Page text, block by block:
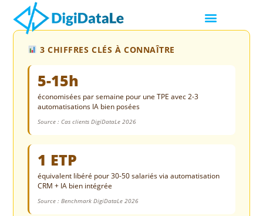
3 CHIFFRES CLÉS À CONNAÎTRE
5-15h
économisées par semaine pour une TPE avec 2-3
automatisations IA bien posées
Source : Cas clients DigiDataLe 2026
1 ETP
équivalent libéré pour 30-50 salariés via automatisation
CRM + IA bien intégrée
Source : Benchmark DigiDataLe 2026